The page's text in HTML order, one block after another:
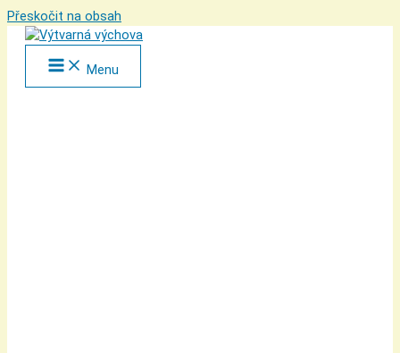
Přeskočit na obsah
Menu